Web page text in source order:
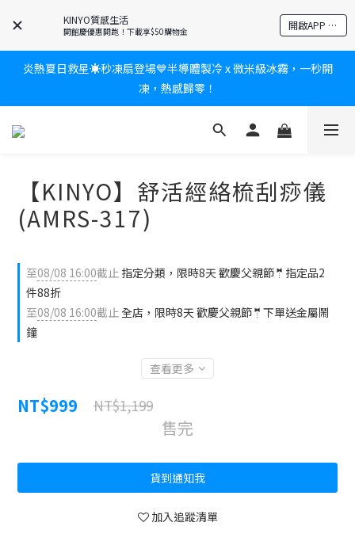
KINYO質感生活
開館慶優惠開跑！下載享$50購物金 開啟APP 享隱藏優惠
新會員送$100購物金✨再享消費回饋無極限
爸氣有禮賞🎁全館任2件9折✨刮鬍刀、按摩家電、電動牙刷、藍芽
耳機🎀給爸爸一個驚喜大禮包
炎熱夏日救星☀️秒凍扇登場💙半導體製冷 x 微米級冰霧，一秒開
凍，熱感歸零！
新會員送$100購物金✨再享消費回饋無極限
【KINYO】舒活經絡梳刮痧儀
(AMRS-317)
至08/08 16:00截止 指定分類，限時8天 歡慶父親節🤵指定品2
件88折
至08/08 16:00截止全店，限時8天 歡慶父親節🤵下單送金屬鬧
鐘
查看更多
NT$999 NT$1,199
售完
貨到通知我
加入追蹤清單